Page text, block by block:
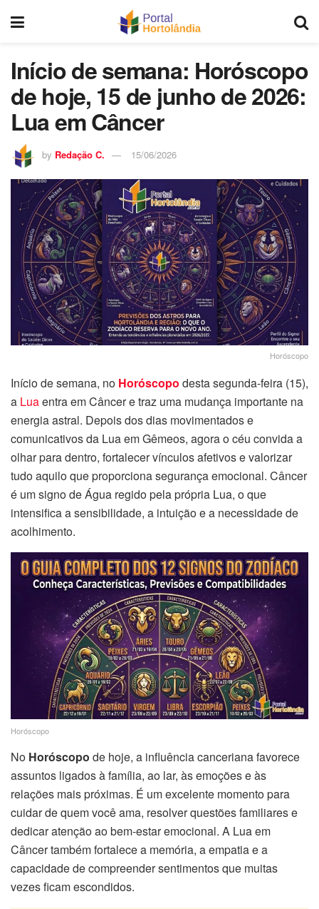
Início de semana: Horóscopo
de hoje, 15 de junho de 2026:
Lua em Câncer
by Redação C. 15/06/2026
Horóscopo
Início de semana, no Horóscopo desta segunda-feira (15),
a Luaentra em Câncer e traz uma mudança importante na
energia astral. Depois dos dias movimentados e
comunicativos da Lua em Gêmeos, agora o céu convida a
olhar para dentro, fortalecer vínculos afetivos e valorizar
tudo aquilo que proporciona segurança emocional. Câncer
é um signo de Água regido pela própria Lua, o que
intensifica a sensibilidade, a intuição e a necessidade de
acolhimento.
Horóscopo
No Horóscopo de hoje, a influência canceriana favorece
assuntos ligados à família, ao lar, às emoções e às
relações mais próximas. É um excelente momento para
cuidar de quem você ama, resolver questões familiares e
dedicar atenção ao bem-estar emocional. A Lua em
Câncer também fortalece a memória, a empatia e a
capacidade de compreender sentimentos que muitas
vezes ficam escondidos.